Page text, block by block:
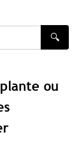
🔍
ou